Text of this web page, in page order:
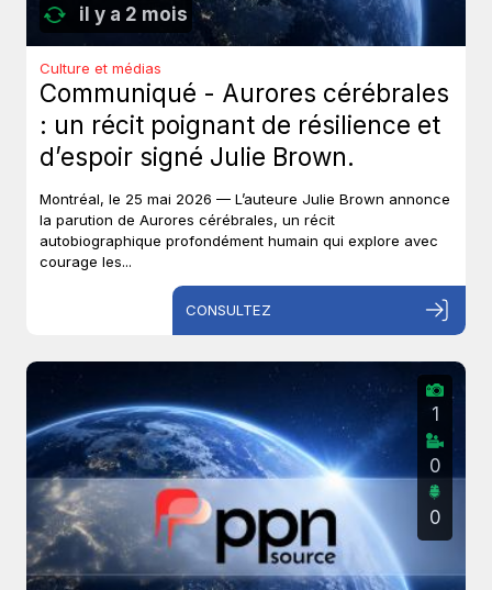
il y a 2 mois
Culture et médias
Communiqué - Aurores cérébrales
: un récit poignant de résilience et
d’espoir signé Julie Brown.
Montréal, le 25 mai 2026 — L’auteure Julie Brown annonce
la parution de Aurores cérébrales, un récit
autobiographique profondément humain qui explore avec
courage les...
CONSULTEZ
1
0
0